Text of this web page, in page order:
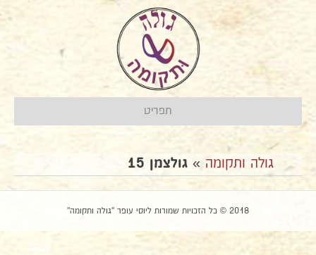
תפריט
גולה ותקומה » גולצמן 15
2018 © כל הזכויות שמורות ליוסי עופר "גולה ותקומה"